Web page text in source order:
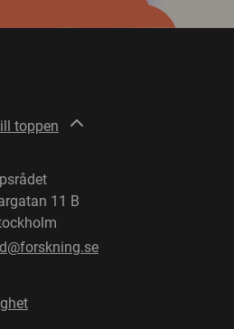
toppen
11 B